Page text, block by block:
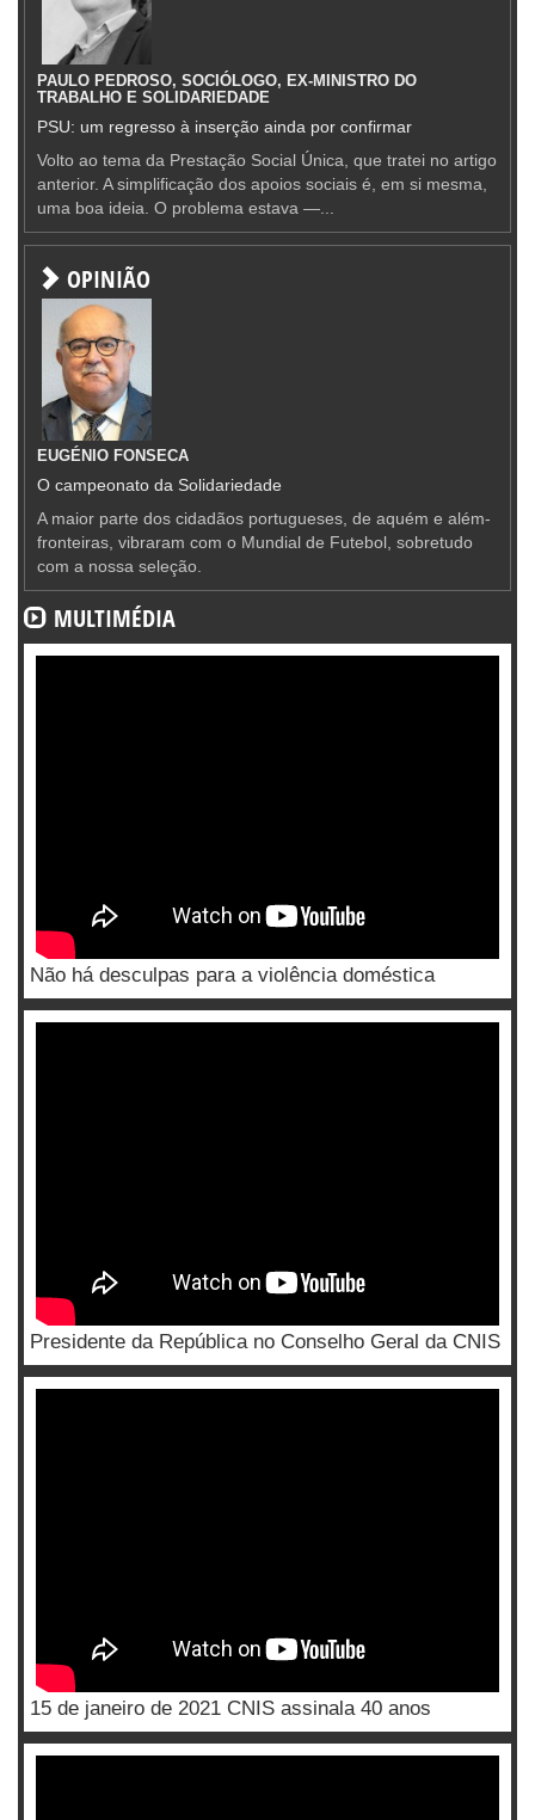
PAULO PEDROSO, SOCIÓLOGO, EX-MINISTRO DO
TRABALHO E SOLIDARIEDADE
PSU: um regresso à inserção ainda por confirmar
Volto ao tema da Prestação Social Única, que tratei no artigo
anterior. A simplificação dos apoios sociais é, em si mesma,
uma boa ideia. O problema estava —...
OPINIÃO
EUGÉNIO FONSECA
O campeonato da Solidariedade
A maior parte dos cidadãos portugueses, de aquém e além-
fronteiras, vibraram com o Mundial de Futebol, sobretudo
com a nossa seleção.
MULTIMÉDIA
Não há desculpas para a violência doméstica
Presidente da República no Conselho Geral da CNIS
15 de janeiro de 2021 CNIS assinala 40 anos